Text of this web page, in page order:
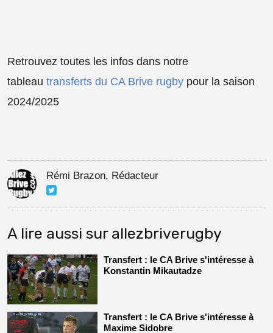
Retrouvez toutes les infos dans notre
tableau transferts du CA Brive rugby pour la saison
2024/2025
Rémi Brazon, Rédacteur
A lire aussi sur allezbriverugby
Transfert : le CA Brive s'intéresse à
Konstantin Mikautadze
Transfert : le CA Brive s'intéresse à
Maxime Sidobre